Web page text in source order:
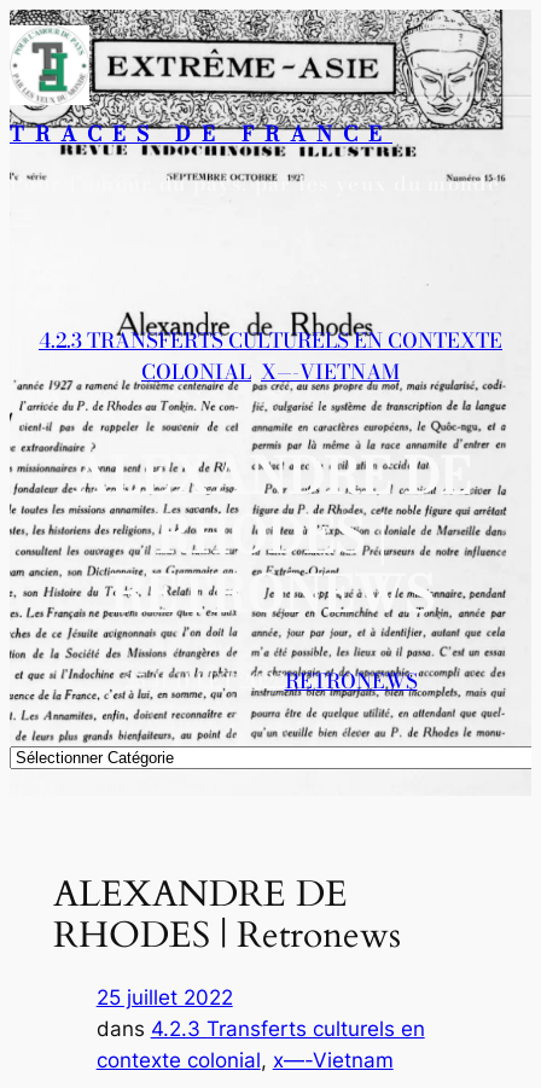
Aller
au
contenu
TRACES DE FRANCE
Pour l’amour du pays, par les yeux du monde
4.2.3 TRANSFERTS CULTURELS EN CONTEXTE
COLONIAL X—-VIETNAM
ALEXANDRE DE
RHODES |
RETRONEWS
25 JUILLET 2022RETRONEWS
Catégories
ALEXANDRE DE
RHODES | Retronews
25 juillet 2022
dans 4.2.3 Transferts culturels en
contexte colonial, x—-Vietnam